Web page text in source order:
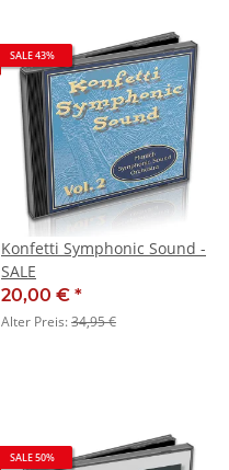
SALE 43%
Konfetti Symphonic Sound -
SALE
20,00 € *
Alter Preis:34,95 €
SALE 50%